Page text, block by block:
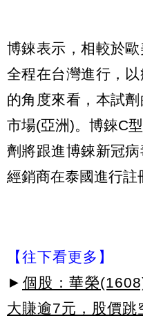
博錸表示，相較於
全程在台灣進行，
的角度來看，本試
市場(亞洲)。博錸C
劑將跟進博錸新冠
經銷商在泰國進行註
【往下看更多】
► 個股：華榮
大賺逾7元，股價跳